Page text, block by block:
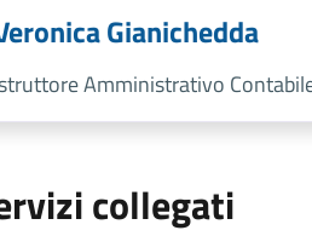
Gianichedda
Amministrativo
collegati